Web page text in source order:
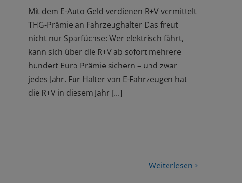
Mit dem E-Auto Geld verdienen R+V vermittelt
THG-Prämie an Fahrzeughalter Das freut
nicht nur Sparfüchse: Wer elektrisch fährt,
kann sich über die R+V ab sofort mehrere
hundert Euro Prämie sichern – und zwar
jedes Jahr. Für Halter von E-Fahrzeugen hat
die R+V in diesem Jahr [...]
Weiterlesen